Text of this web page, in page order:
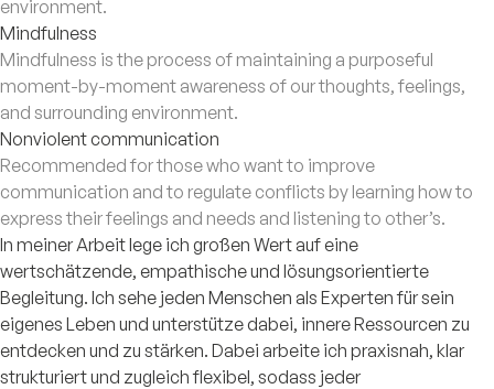
environment.
Mindfulness
Mindfulness is the process of maintaining a purposeful
moment-by-moment awareness of our thoughts, feelings,
and surrounding environment.
Nonviolent communication
Recommended for those who want to improve
communication and to regulate conflicts by learning how to
express their feelings and needs and listening to other’s.
In meiner Arbeit lege ich großen Wert auf eine
wertschätzende, empathische und lösungsorientierte
Begleitung. Ich sehe jeden Menschen als Experten für sein
eigenes Leben und unterstütze dabei, innere Ressourcen zu
entdecken und zu stärken. Dabei arbeite ich praxisnah, klar
strukturiert und zugleich flexibel, sodass jeder